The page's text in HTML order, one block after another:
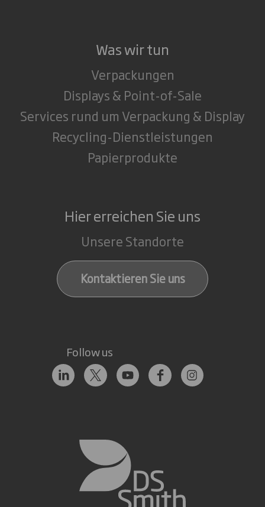
Was wir tun
Verpackungen
Displays & Point-of-Sale
Services rund um Verpackung & Display
Recycling-Dienstleistungen
Papierprodukte
Hier erreichen Sie uns
Unsere Standorte
Kontaktieren Sie uns
Follow us